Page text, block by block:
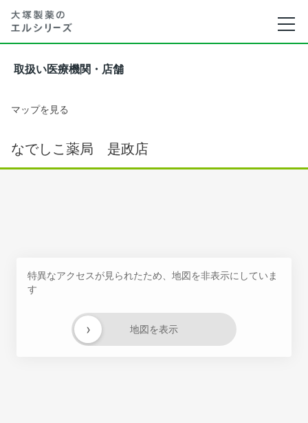
取扱い医療機関・店舗
マップを見る
なでしこ薬局 是政店
特異なアクセスが見られたため、地図を非表示にしていま
す
地図を表示
›